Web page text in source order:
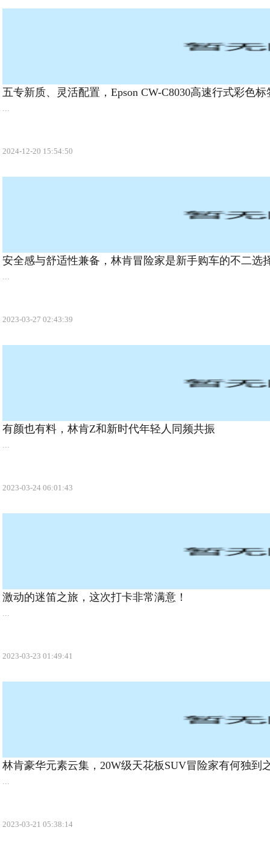
五专新质、灵活配置，Epson CW-C8030高速行式彩色
场！
...
2024-12-20 15:54:50
安全感与舒适性兼备，林肯冒险家是新手购车的不二选
...
2023-03-27 02:43:39
有颜也有料，林肯Z和新时代年轻人同频共振
...
2023-03-24 06:01:43
激动的迷笛之旅，这次打卡非常满意！
...
2023-03-23 01:49:41
林肯豪华元素云集，20W级天花板SUV冒险家有何独到
...
2023-03-21 05:38:14